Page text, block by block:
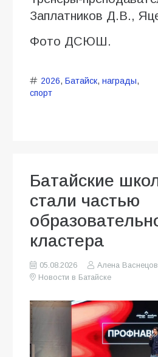
Заплатников Д.В.,
Фото ДСЮШ.
2026, Батайск, награды,
спорт
Батайские
стали частью
кластера
05.08.2026
Алена
Новости в Батайске